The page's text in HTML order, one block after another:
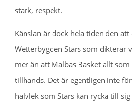
stark, respekt.
Känslan är dock hela tiden den att
Wetterbygden Stars som dikterar
mer än att Malbas Basket allt
tillhands. Det är egentligen inte
halvlek som Stars kan rycka till